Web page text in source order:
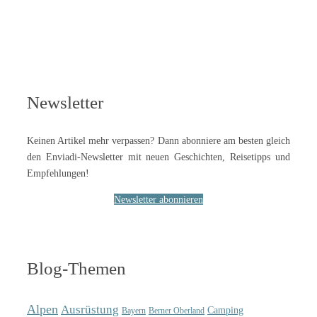
Newsletter
Keinen Artikel mehr verpassen? Dann abonniere am besten gleich
den Enviadi-Newsletter mit neuen Geschichten, Reisetipps und
Empfehlungen!
Newsletter abonnieren
Blog-Themen
Alpen Ausrüstung Bayern Berner Oberland Camping